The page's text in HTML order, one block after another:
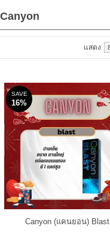
หน้าหลัก
บัญชีผู้ใช้
ขั้นตอนการสั่งซื้อ
แจ้งชำระเงิน
Canyon
แสดง
Canyon (แคนยอน) Blast
SAVE
16%